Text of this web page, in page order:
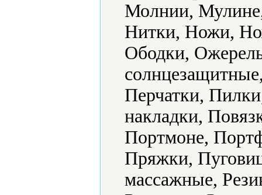
Молнии,
Нитки, Ножи,
Ободки,
Перчатки,
накладки,
Портмоне,
Пряжки,
массажные,